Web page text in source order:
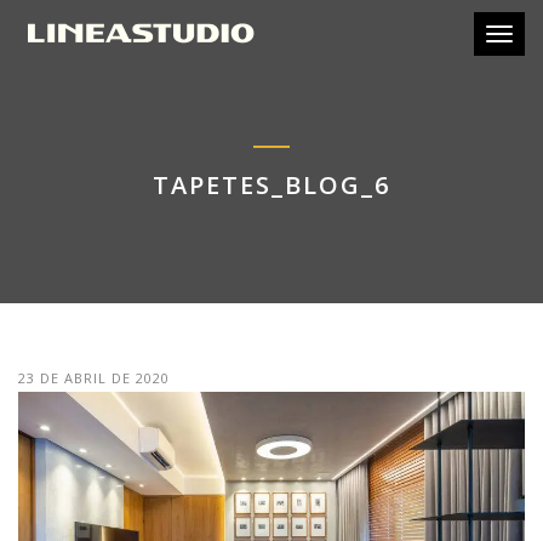
TAPETES_BLOG_6
23 DE ABRIL DE 2020